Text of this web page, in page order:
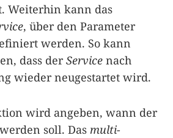
Weiterhin kann das
, über den Parameter
werden. So kann
dass derService nach
wieder neugestartet wird.
wird angeben, wann der
soll. Das multi-